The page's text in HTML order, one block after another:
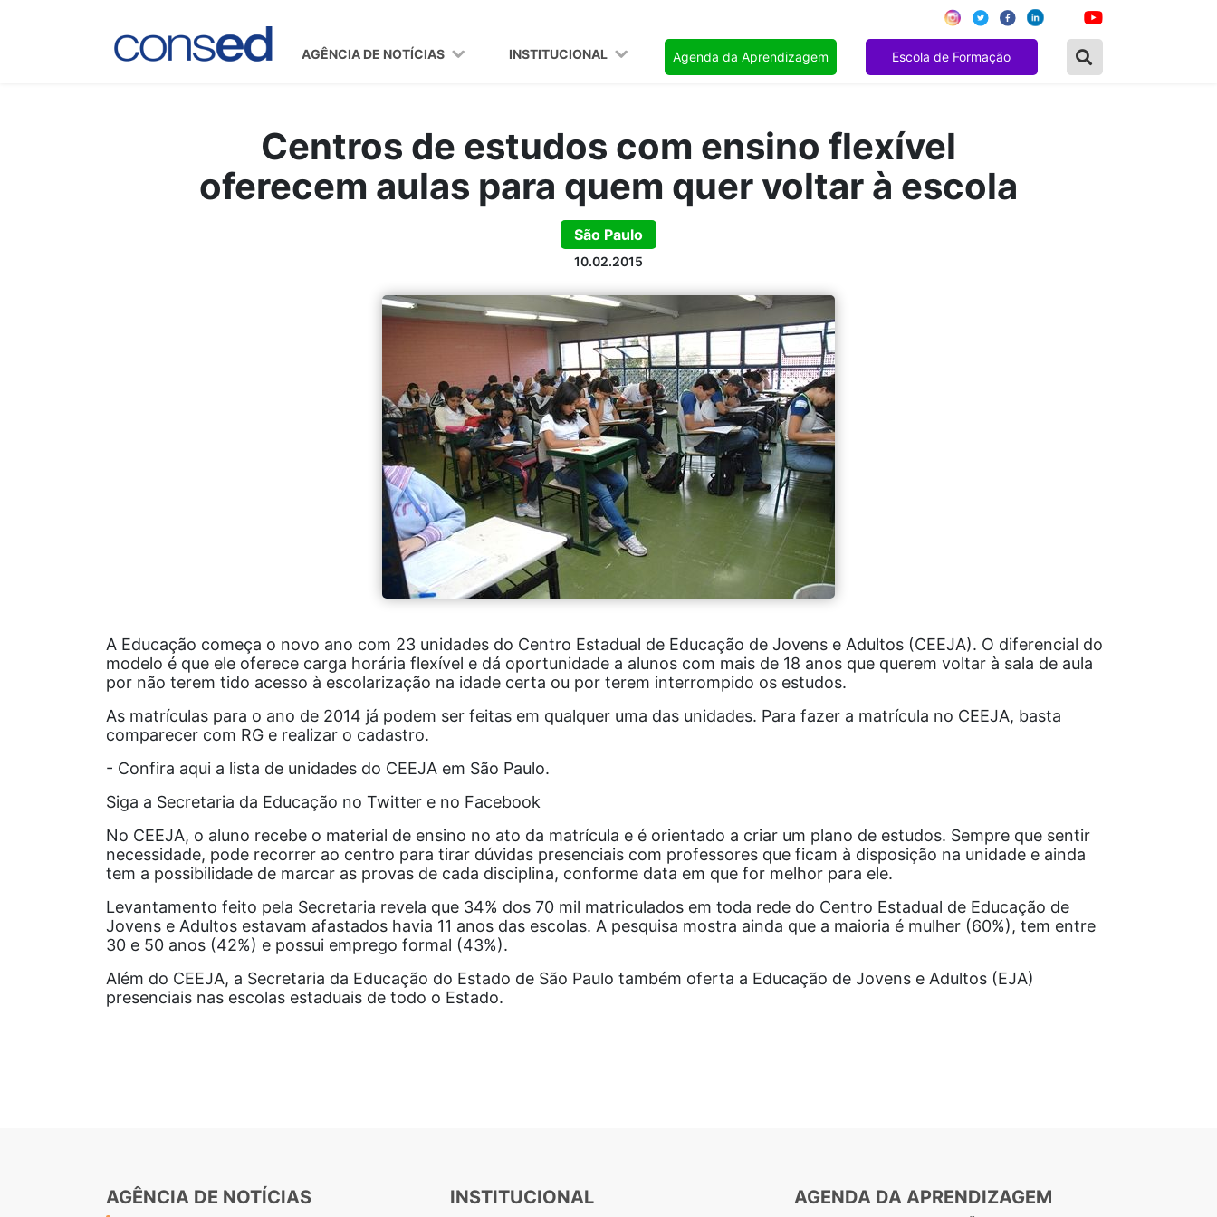
AGÊNCIA DE NOTÍCIAS INSTITUCIONAL Agenda da Aprendizagem Escola de Formação
Centros de estudos com ensino flexível
oferecem aulas para quem quer voltar à escola
São Paulo
10.02.2015
A Educação começa o novo ano com 23 unidades do Centro Estadual de Educação de Jovens e Adultos (CEEJA). O diferencial do
modelo é que ele oferece carga horária flexível e dá oportunidade a alunos com mais de 18 anos que querem voltar à sala de aula
por não terem tido acesso à escolarização na idade certa ou por terem interrompido os estudos.
As matrículas para o ano de 2014 já podem ser feitas em qualquer uma das unidades. Para fazer a matrícula no CEEJA, basta
comparecer com RG e realizar o cadastro.
- Confira aqui a lista de unidades do CEEJA em São Paulo.
Siga a Secretaria da Educação no Twitter e no Facebook
No CEEJA, o aluno recebe o material de ensino no ato da matrícula e é orientado a criar um plano de estudos. Sempre que sentir
necessidade, pode recorrer ao centro para tirar dúvidas presenciais com professores que ficam à disposição na unidade e ainda
tem a possibilidade de marcar as provas de cada disciplina, conforme data em que for melhor para ele.
Levantamento feito pela Secretaria revela que 34% dos 70 mil matriculados em toda rede do Centro Estadual de Educação de
Jovens e Adultos estavam afastados havia 11 anos das escolas. A pesquisa mostra ainda que a maioria é mulher (60%), tem entre
30 e 50 anos (42%) e possui emprego formal (43%).
Além do CEEJA, a Secretaria da Educação do Estado de São Paulo também oferta a Educação de Jovens e Adultos (EJA)
presenciais nas escolas estaduais de todo o Estado.
AGÊNCIA DE NOTÍCIAS INSTITUCIONAL AGENDA DA APRENDIZAGEM